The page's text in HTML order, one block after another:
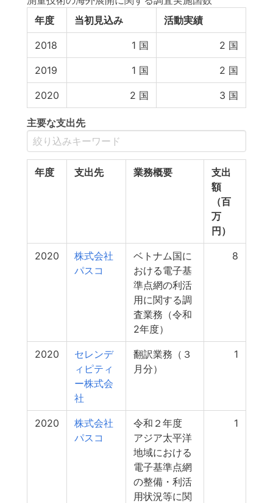
年度
当初見込み 活動実績
2018 1 国 2 国
2019 1 国 2 国
2020 2 国 3 国
主要な支出先
年度 支出先 業務概要
支出
額
（百
万
円）
2020
株式会社
パスコ
ベトナム国に
おける電子基
準点網の利活
用に関する調
査業務（令和
2年度）
8
2020
セレンデ
ィピティ
ー株式会
社
翻訳業務（３
月分）
1
2020
株式会社
パスコ
令和２年度
アジア太平洋
地域における
電子基準点網
の整備・利活
用状況等に関
1